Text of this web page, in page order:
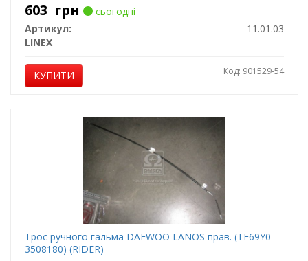
603 грн
сьогодні
Артикул:
11.01.03
LINEX
КУПИТИ Код: 901529-54
Трос ручного гальма DAEWOO LANOS прав. (TF69Y0-
3508180) (RIDER)